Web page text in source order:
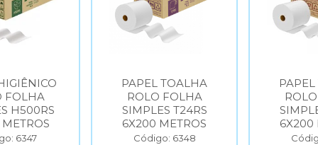
FOLHA
H500RS
6347
PAPEL TOALHA
ROLO FOLHA
SIMPLES T24RS
6X200 METROS
Código: 6348
6X200